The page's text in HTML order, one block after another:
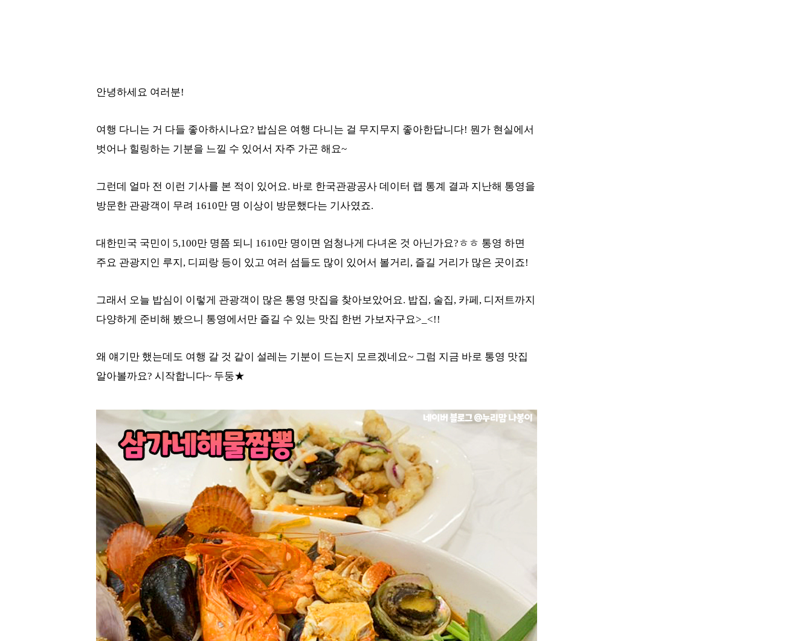
안녕하세요 여러분!
여행 다니는 거 다들 좋아하시나요? 밥심은 여행 다니는 걸 무지무지 좋아한답니다! 뭔가 현실에서
벗어나 힐링하는 기분을 느낄 수 있어서 자주 가곤 해요~
그런데 얼마 전 이런 기사를 본 적이 있어요. 바로 한국관광공사 데이터 랩 통계 결과 지난해 통영을
방문한 관광객이 무려 1610만 명 이상이 방문했다는 기사였죠.
대한민국 국민이 5,100만 명쯤 되니 1610만 명이면 엄청나게 다녀온 것 아닌가요?ㅎㅎ 통영 하면
주요 관광지인 루지, 디피랑 등이 있고 여러 섬들도 많이 있어서 볼거리, 즐길 거리가 많은 곳이죠!
그래서 오늘 밥심이 이렇게 관광객이 많은 통영 맛집을 찾아보았어요. 밥집, 술집, 카페, 디저트까지
다양하게 준비해 봤으니 통영에서만 즐길 수 있는 맛집 한번 가보자구요>_<!!
왜 얘기만 했는데도 여행 갈 것 같이 설레는 기분이 드는지 모르겠네요~ 그럼 지금 바로 통영 맛집
알아볼까요? 시작합니다~ 두둥★